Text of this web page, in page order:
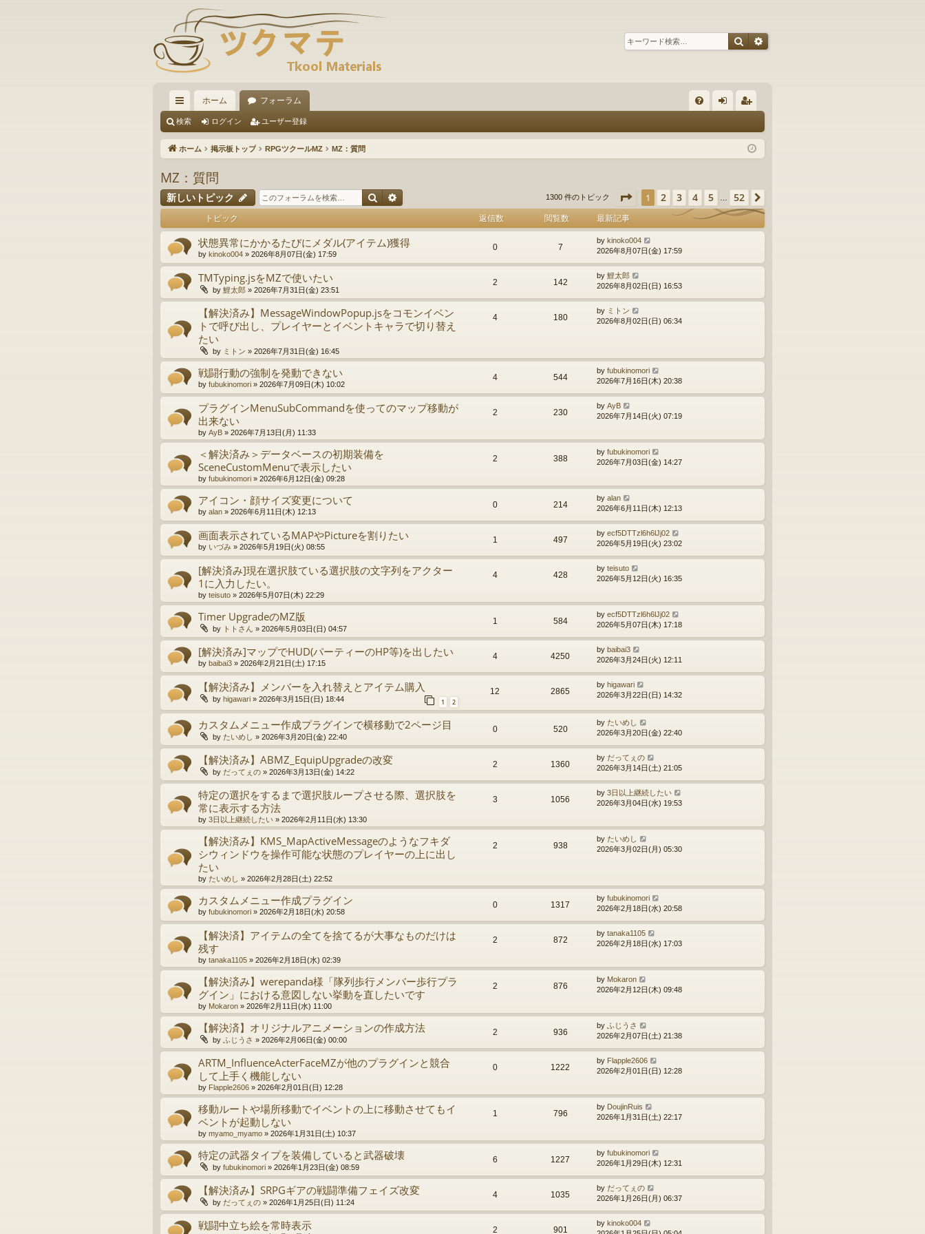
検索 詳細検索
イ
ッ
リ
ン
ホーム フォーラム
Q イ ザ
録
検索 ログイン ユーザー登録
ホーム 掲示板トップ RPGツクールMZ MZ：質問
MZ：質問
新しいトピック 検索 1300 件のトピック ページ1 ／ 52
1 2 3 4 5 52
トピック 返信数 閲覧数 最新記事
状態異常にかかるたびにメダル(アイテム)獲得
by kinoko004 » 2026年8月07日(金) 17:59
0 7
by kinoko004
2026年8月07日(金) 17:59
TMTyping.jsをMZで使いたい
by 鯉太郎 » 2026年7月31日(金) 23:51
2 142
by 鯉太郎
2026年8月02日(日) 16:53
【解決済み】MessageWindowPopup.jsをコモンイベン
トで呼び出し、プレイヤーとイベントキャラで切り替え
たい
by ミトン » 2026年7月31日(金) 16:45
4 180
by ミトン
2026年8月02日(日) 06:34
戦闘行動の強制を発動できない
by fubukinomori » 2026年7月09日(木) 10:02
4 544
by fubukinomori
2026年7月16日(木) 20:38
プラグインMenuSubCommandを使ってのマップ移動が
出来ない
by AyB » 2026年7月13日(月) 11:33
2 230
by AyB
2026年7月14日(火) 07:19
＜解決済み＞データベースの初期装備を
SceneCustomMenuで表示したい
by fubukinomori » 2026年6月12日(金) 09:28
2 388
by fubukinomori
2026年7月03日(金) 14:27
アイコン・顔サイズ変更について
by alan » 2026年6月11日(木) 12:13
0 214
by alan
2026年6月11日(木) 12:13
画面表示されているMAPやPictureを割りたい
by いづみ » 2026年5月19日(火) 08:55
1 497
by ecf5DTTzl6h6lJj02
2026年5月19日(火) 23:02
[解決済み]現在選択肢ている選択肢の文字列をアクター
1に入力したい。
by teisuto » 2026年5月07日(木) 22:29
4 428
by teisuto
2026年5月12日(火) 16:35
Timer UpgradeのMZ版
by トトさん » 2026年5月03日(日) 04:57
1 584
by ecf5DTTzl6h6lJj02
2026年5月07日(木) 17:18
[解決済み]マップでHUD(パーティーのHP等)を出したい
by baibai3 » 2026年2月21日(土) 17:15
4 4250
by baibai3
2026年3月24日(火) 12:11
【解決済み】メンバーを入れ替えとアイテム購入
by higawari » 2026年3月15日(日) 18:44 1 2
12 2865
by higawari
2026年3月22日(日) 14:32
カスタムメニュー作成プラグインで横移動で2ページ目
by たいめし » 2026年3月20日(金) 22:40
0 520
by たいめし
2026年3月20日(金) 22:40
【解決済み】ABMZ_EquipUpgradeの改変
by だってぇの » 2026年3月13日(金) 14:22
2 1360
by だってぇの
2026年3月14日(土) 21:05
特定の選択をするまで選択肢ループさせる際、選択肢を
常に表示する方法
by 3日以上継続したい » 2026年2月11日(水) 13:30
3 1056
by 3日以上継続したい
2026年3月04日(水) 19:53
【解決済み】KMS_MapActiveMessageのようなフキダ
シウィンドウを操作可能な状態のプレイヤーの上に出し
たい
by たいめし » 2026年2月28日(土) 22:52
2 938
by たいめし
2026年3月02日(月) 05:30
カスタムメニュー作成プラグイン
by fubukinomori » 2026年2月18日(水) 20:58
0 1317
by fubukinomori
2026年2月18日(水) 20:58
【解決済】アイテムの全てを捨てるが大事なものだけは
残す
by tanaka1105 » 2026年2月18日(水) 02:39
2 872
by tanaka1105
2026年2月18日(水) 17:03
【解決済み】werepanda様「隊列歩行メンバー歩行プラ
グイン」における意図しない挙動を直したいです
by Mokaron » 2026年2月11日(水) 11:00
2 876
by Mokaron
2026年2月12日(木) 09:48
【解決済】オリジナルアニメーションの作成方法
by ふじうさ » 2026年2月06日(金) 00:00
2 936
by ふじうさ
2026年2月07日(土) 21:38
ARTM_InfluenceActerFaceMZが他のプラグインと競合
して上手く機能しない
by Flapple2606 » 2026年2月01日(日) 12:28
0 1222
by Flapple2606
2026年2月01日(日) 12:28
移動ルートや場所移動でイベントの上に移動させてもイ
ベントが起動しない
by myamo_myamo » 2026年1月31日(土) 10:37
1 796
by DoujinRuis
2026年1月31日(土) 22:17
特定の武器タイプを装備していると武器破壊
by fubukinomori » 2026年1月23日(金) 08:59
6 1227
by fubukinomori
2026年1月29日(木) 12:31
【解決済み】SRPGギアの戦闘準備フェイズ改変
by だってぇの » 2026年1月25日(日) 11:24
4 1035
by だってぇの
2026年1月26日(月) 06:37
戦闘中立ち絵を常時表示 2 901
by kinoko004